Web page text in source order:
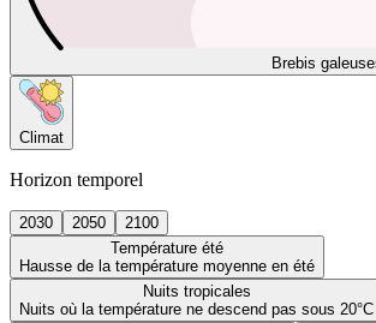
Brebis
Climat
Horizon temporel
2030 2050
2100
Température été
Hausse de la température moyenne en été
Nuits tropicales
Nuits où la température ne descend pas sous 20°C